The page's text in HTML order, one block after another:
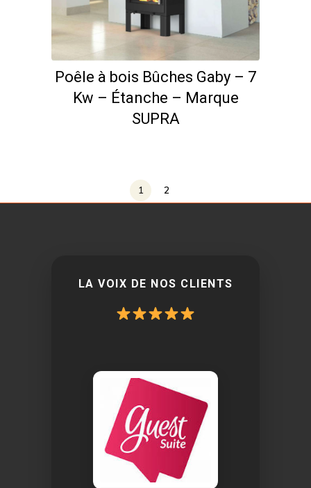
Poêle à bois Bûches Gaby – 7
Kw – Étanche – Marque
SUPRA
1 2
LA VOIX DE NOS CLIENTS